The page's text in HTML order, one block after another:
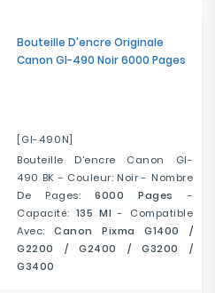
Bouteille D'encre Originale
Canon GI-490 Noir 6000 Pages
[GI-490N]
Bouteille D'encre Canon GI-
490 BK - Couleur: Noir - Nombre
De Pages: 6000 Pages -
Capacité: 135 Ml - Compatible
Avec:Canon Pixma G1400 /
G2200 / G2400 / G3200 /
G3400